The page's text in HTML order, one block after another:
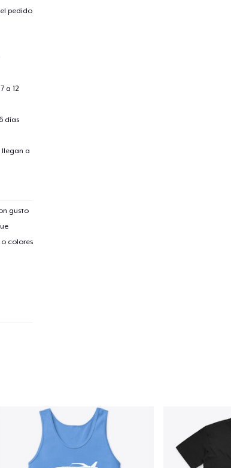
pedido
a 12
días
llegan a
gusto
colores